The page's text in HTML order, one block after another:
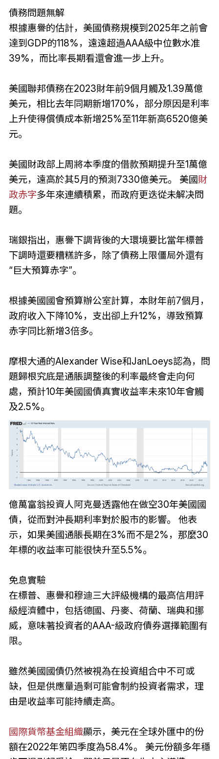
債務問題無解
根據惠譽的估計，美國債務規模到2025年之前會
達到GDP的118%，遠遠超過AAA級中位數水准
39%，而比率長期看還會進一步上升。
美國聯邦債務在2023財年前9個月觸及1.39萬億
美元，相比去年同期新增170%，部分原因是利率
上升使得償債成本新增25%至11年新高6520億美
元。
美國財政部上周將本季度的借款預期提升至1萬億
美元，遠高於其5月的預測7330億美元。 美國財
政赤字多年來連續積累，而政府更迭從未解决問
題。
瑞銀指出，惠譽下調背後的大環境要比當年標普
下調時還要糟糕許多，除了債務上限僵局外還有
“巨大預算赤字”。
根據美國國會預算辦公室計算，本財年前7個月，
政府收入下降10%，支出卻上升12%，導致預算
赤字同比新增3倍多。
摩根大通的Alexander Wise和JanLoeys認為，問
題歸根究底是通脹調整後的利率最終會走向何
處，預計10年美國國債真實收益率未來10年會觸
及2.5%。
億萬富翁投資人阿克曼透露他在做空30年美國國
債，從而對沖長期利率對於股市的影響。 他表
示，如果美國通脹長期在3%而不是2%，那麼30
年標的收益率可能很快升至5.5%。
免息實驗
在標普、惠譽和穆迪三大評級機構的最高信用評
級經濟體中，包括德國、丹麥、荷蘭、瑞典和挪
威，意味著投資者的AAA-級政府債券選擇範圍有
限。
雖然美國國債仍然被視為在投資組合中不可或
缺，但是供應量過剩可能會制約投資者需求，理
由是收益率可能持續走高。
國際貨幣基金組織顯示，美元在全球外匯中的份
額在2022年第四季度為58.4%。 美元份額多年穩